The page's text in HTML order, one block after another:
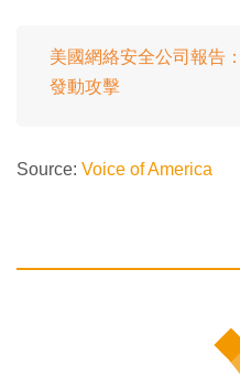
美國網絡安全公司報告
發動攻擊
Source: Voice of America